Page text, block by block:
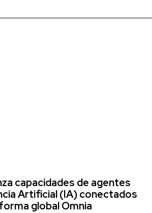
capacidades de agentes
Artificial (IA) conectados
global Omnia